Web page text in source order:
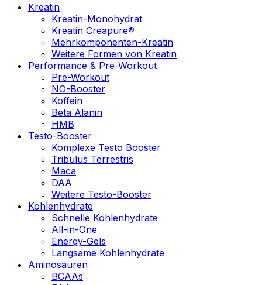
Kreatin
Kreatin-Monohydrat
Kreatin Creapure®
Mehrkomponenten-Kreatin
Weitere Formen von Kreatin
Performance & Pre-Workout
Pre-Workout
NO-Booster
Koffein
Beta Alanin
HMB
Testo-Booster
Komplexe Testo Booster
Tribulus Terrestris
Maca
DAA
Weitere Testo-Booster
Kohlenhydrate
Schnelle Kohlenhydrate
All-in-One
Energy-Gels
Langsame Kohlenhydrate
Aminosäuren
BCAAs